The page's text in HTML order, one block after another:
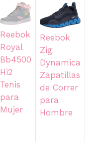
Reebok
Royal
Bb4500
Hi2
Tenis
para
Mujer
Reebok
Zig
Dynamica
Zapatillas
de Correr
para
Hombre